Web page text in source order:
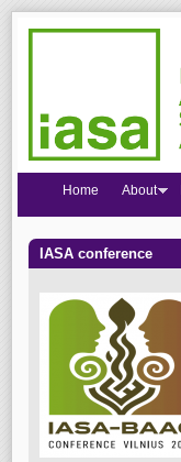
Home About
IASA conference